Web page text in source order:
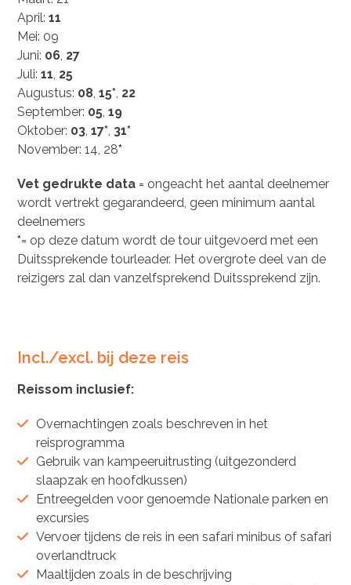
April:11
Mei: 09
Juni: 06, 27
Juli:11, 25
Augustus: 08,15*, 22
September: 05,19
Oktober: 03,17*, 31*
November: 14, 28*
Vet gedrukte data = ongeacht het aantal deelnemer
wordt vertrekt gegarandeerd, geen minimum aantal
deelnemers
*= op deze datum wordt de tour uitgevoerd met een
Duitssprekende tourleader. Het overgrote deel van de
reizigers zal dan vanzelfsprekend Duitssprekend zijn.
Incl./excl. bij deze reis
Reissom inclusief:
Overnachtingen zoals beschreven in het
reisprogramma
Gebruik van kampeeruitrusting (uitgezonderd
slaapzak en hoofdkussen)
Entreegelden voor genoemde Nationale parken en
excursies
Vervoer tijdens de reis in een safari minibus of safari
overlandtruck
Maaltijden zoals in de beschrijving